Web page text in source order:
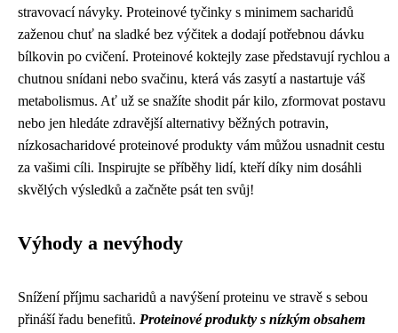
stravovací návyky. Proteinové tyčinky s minimem sacharidů
zaženou chuť na sladké bez výčitek a dodají potřebnou dávku
bílkovin po cvičení. Proteinové koktejly zase představují rychlou a
chutnou snídani nebo svačinu, která vás zasytí a nastartuje váš
metabolismus. Ať už se snažíte shodit pár kilo, zformovat postavu
nebo jen hledáte zdravější alternativy běžných potravin,
nízkosacharidové proteinové produkty vám můžou usnadnit cestu
za vašimi cíli. Inspirujte se příběhy lidí, kteří díky nim dosáhli
skvělých výsledků a začněte psát ten svůj!
Výhody a nevýhody
Snížení příjmu sacharidů a navýšení proteinu ve stravě s sebou
přináší řadu benefitů. Proteinové produkty s nízkým obsahem